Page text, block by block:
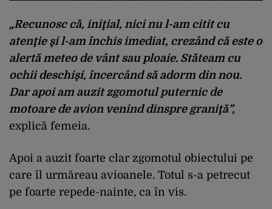
„Recunosc că, iniţial, nici nu l-am citit cu
atenţie şi l-am închis imediat, crezând că este o
alertă meteo de vânt sau ploaie. Stăteam cu
ochii deschişi, încercând să adorm din nou.
Dar apoi am auzit zgomotul puternic de
motoare de avion venind dinspre graniţă”,
explică femeia.
Apoi a auzit foarte clar zgomotul obiectului pe
care îl urmăreau avioanele. Totul s-a petrecut
pe foarte repede-nainte, ca în vis.